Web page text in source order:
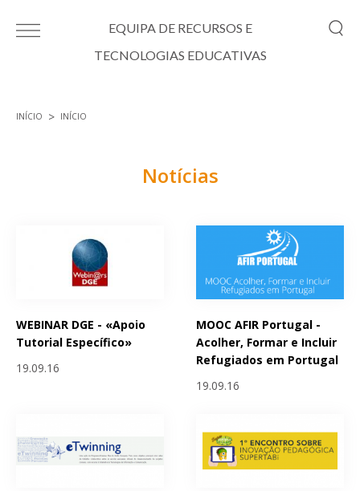
EQUIPA DE RECURSOS E
TECNOLOGIAS EDUCATIVAS
INÍCIO INÍCIO
Notícias
WEBINAR DGE - «Apoio
Tutorial Específico»
19.09.16
MOOC AFIR Portugal -
Acolher, Formar e Incluir
Refugiados em Portugal
19.09.16
Páginas